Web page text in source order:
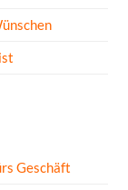
Geschäft